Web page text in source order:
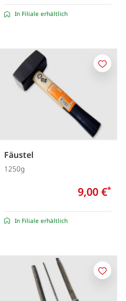
In Filiale erhältlich
Fäustel
1250g
9,00 €*
In Filiale erhältlich